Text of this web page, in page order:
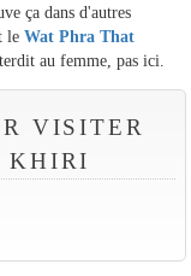
ça dans d'autres
leWat Phra That
au femme, pas ici.
VISITER
KHIRI